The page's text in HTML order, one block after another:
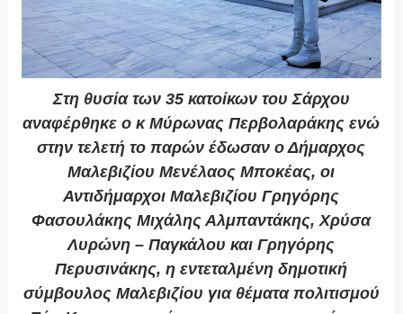
Στη θυσία των 35 κατοίκων του Σάρχου
αναφέρθηκε ο κ Μύρωνας Περβολαράκης ενώ
στην τελετή το παρών έδωσαν ο Δήμαρχος
Μαλεβιζίου Μενέλαος Μποκέας, οι
Αντιδήμαρχοι Μαλεβιζίου Γρηγόρης
Φασουλάκης Μιχάλης Αλμπαντάκης, Χρύσα
Λυρώνη – Παγκάλου και Γρηγόρης
Περυσινάκης, η εντεταλμένη δημοτική
σύμβουλος Μαλεβιζίου για θέματα πολιτισμού